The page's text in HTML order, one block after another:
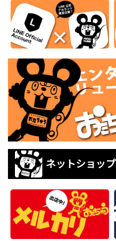
ネットショップ